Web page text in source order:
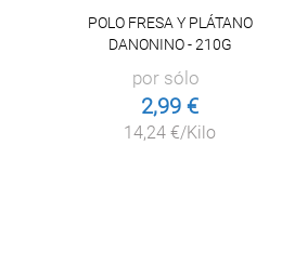
POLO FRESA Y PLÁTANO
DANONINO - 210G
por sólo
2,99 €
14,24 €/Kilo